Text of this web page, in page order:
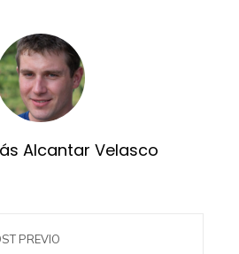
Alcantar Velasco
PREVIO